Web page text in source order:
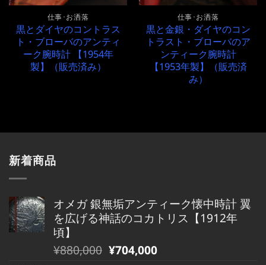
仕事･お洒落
黒とダイヤのコントラス
ト・ブローバのアンティ
ーク腕時計 【1954年
製】（販売済み）
仕事･お洒落
黒と金銀・ダイヤのコン
トラスト・ブローバのア
ンティーク腕時計
【1953年製】（販売済
み）
新着商品
オメガ 銀無垢アンティーク懐中時計 翼
を広げる神話のコカトリス【1912年
頃】
元
¥880,000 現
¥704,000